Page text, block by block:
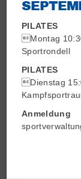
Angebot:
Ort:
Wochentag:
PILATES
Montag
Sportrondell
PILATES
Dienstag
Anmeldung